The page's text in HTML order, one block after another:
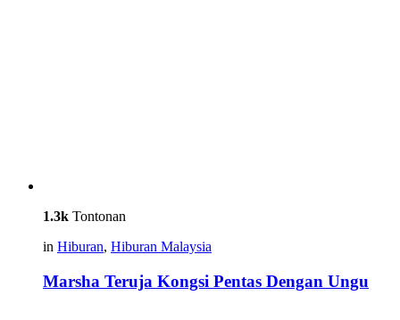
1.3k Tontonan
in Hiburan, Hiburan Malaysia
Marsha Teruja Kongsi Pentas Dengan Ungu